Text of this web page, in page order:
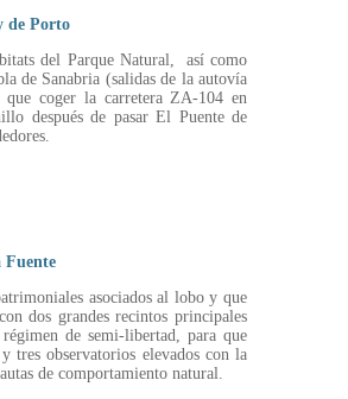
de Porto
del Parque Natural, así como
de Sanabria (salidas de la autovía
coger la carretera ZA-104 en
después de pasar El Puente de
Fuente
asociados al lobo y que
dos grandes recintos principales
de semi-libertad, para que
tres observatorios elevados con la
de comportamiento natural.